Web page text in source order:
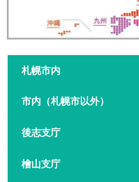
札幌市内
市内（札幌市以外）
後志支庁
檜山支庁